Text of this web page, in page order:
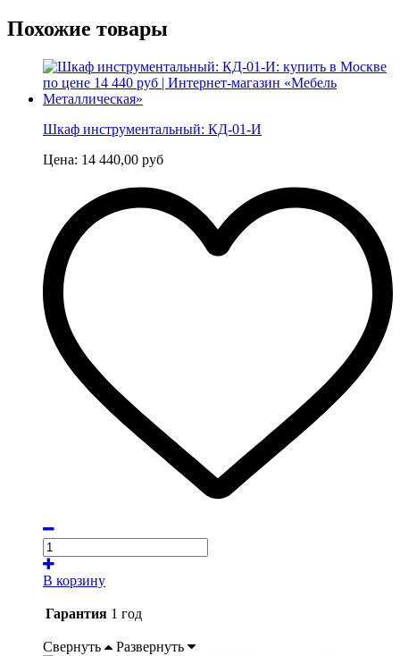
Похожие товары
Шкаф инструментальный: КД-01-И
Цена: 14 440,00 руб
В корзину
Гарантия 1 год
Свернуть Развернуть